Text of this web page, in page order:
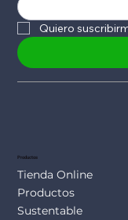
Quiero
Productos
Tienda Online
Productos
Sustentable